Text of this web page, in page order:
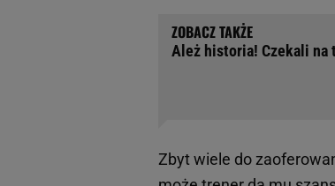
Ależ historia! Czekali na
Zbyt wiele do